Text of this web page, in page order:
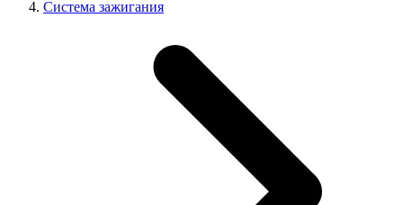
Система зажигания